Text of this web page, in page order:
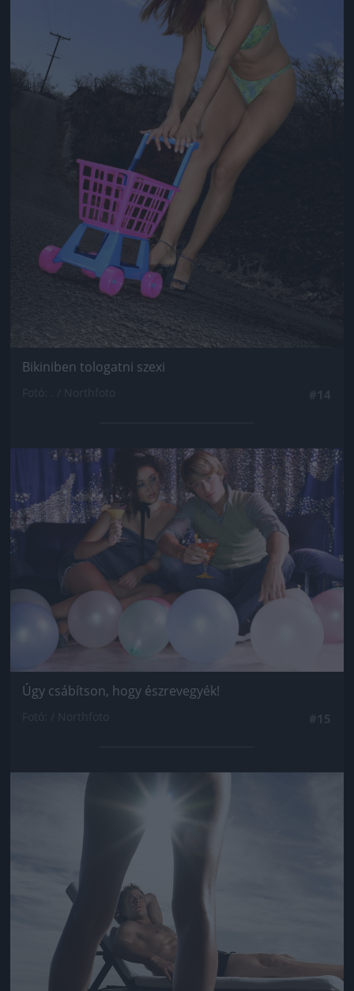
Bikiniben tologatni szexi
Jön még kép!
Úgy csábítson, hogy észrevegyék!
Jön még kép!